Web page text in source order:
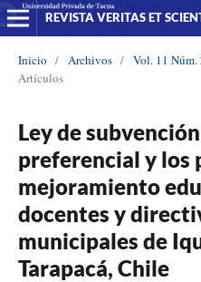
REVISTA VERITAS ET
Inicio / Archivos / Vol. 11 Núm.
Artículos
Ley de
preferencial y los
mejoramiento
docentes y
municipales de
Tarapacá, Chile